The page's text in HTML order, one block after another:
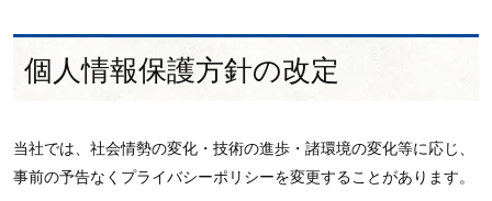
個人情報保護方針の改定
当社では、社会情勢の変化・技術の進歩・諸環境の変化等に応じ、
事前の予告なくプライバシーポリシーを変更することがあります。